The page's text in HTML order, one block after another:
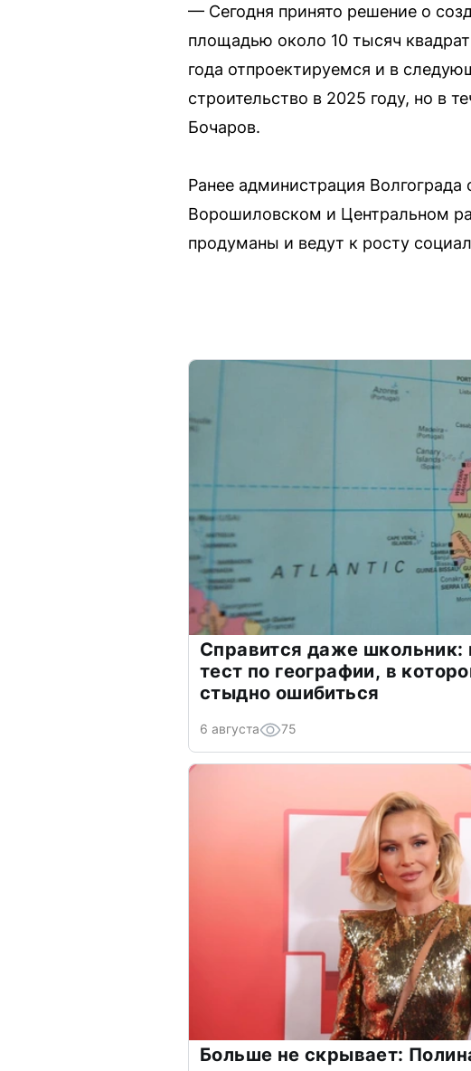
— Сегодня принято решение о
площадью около 10 тысяч
года отпроектируемся и в
строительство в 2025 году, но в
Бочаров.
Ранее администрация
Ворошиловском и Центральном
продуманы и ведут к росту
Справится даже школьник:
тест по географии, в
стыдно ошибиться
6 августа 75
Больше не скрывает: